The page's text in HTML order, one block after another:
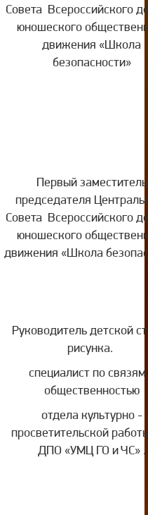
Совета Всероссийского
юношеского
движения «Школа
безопасности»
Первый заместитель
председателя
Совета Всероссийского
юношеского
движения «Школа
Руководитель детской
рисунка.
специалист по связям
общественностью
отдела культурно -
просветительской
ДПО «УМЦ ГО и ЧС» .